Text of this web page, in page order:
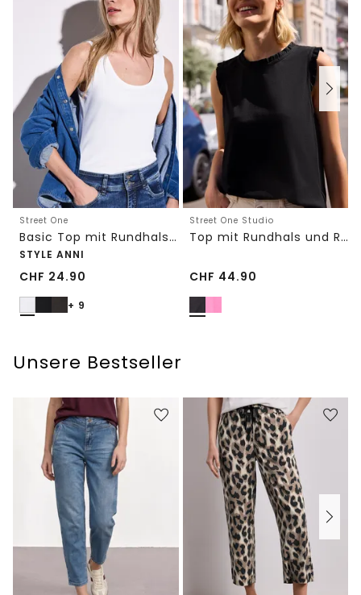
Street One
Basic Top mit Rundhals in Unifarbe
STYLE ANNI
CHF 24.90
+ 9
Street One Studio
Top mit Rundhals und Rüschendetails
CHF 44.90
Unsere Bestseller